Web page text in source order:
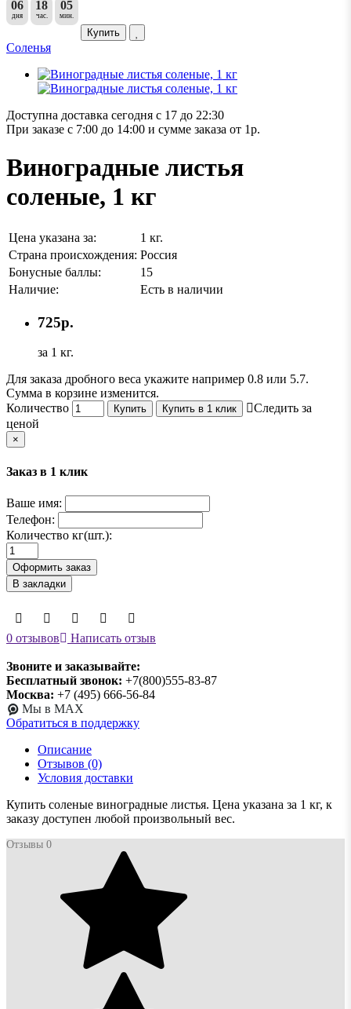
06
дня
18
час.
05
мин.
Купить
Соленья
Доступна доставка сегодня с 17 до 22:30
При заказе с 7:00 до 14:00 и сумме заказа от 1р.
Виноградные листья
соленые, 1 кг
Цена указана за:
1 кг.
Страна происхождения: Россия
Бонусные баллы:
15
Наличие:
Есть в наличии
725р.
за 1 кг.
Для заказа дробного веса укажите например 0.8 или 5.7.
Сумма в корзине изменится.
Количество
Купить Купить в 1 клик
Следить за
ценой
×
Заказ в 1 клик
Ваше имя:
Телефон:
Количество кг(шт.):
Оформить заказ
В закладки
0 отзывов Написать отзыв
Звоните и заказывайте:
Бесплатный звонок: +7(800)555-83-87
Москва: +7 (495) 666-56-84
Мы в MAX
Обратиться в поддержку
Описание
Отзывов (0)
Условия доставки
Купить соленые виноградные листья. Цена указана за 1 кг, к
заказу доступен любой произвольный вес.
Отзывы 0